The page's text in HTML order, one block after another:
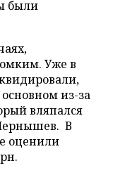
были
Уже в
из-за
вляпался
В
оценили